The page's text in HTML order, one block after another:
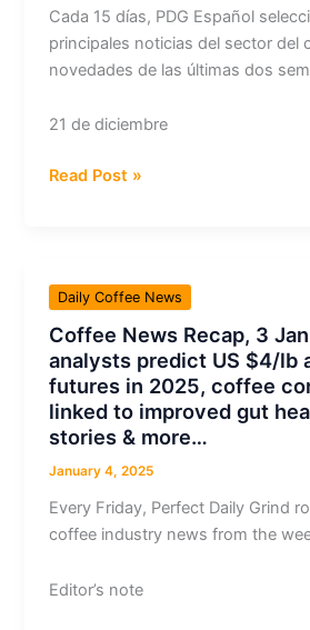
Cada 15 días, PDG Español
principales noticias del sector del
novedades de las últimas dos
21 de diciembre
Noticias
un
aumento
en
la
producción
de
café
boliviano
hasta
2025,
Read Post »
Daily Coffee News
Coffee News Recap, 3
analysts predict US $4/lb
futures in 2025, coffee
linked to improved gut
stories & more…
January 4, 2025
Every Friday, Perfect Daily Grind
coffee industry news from the
Editor’s note